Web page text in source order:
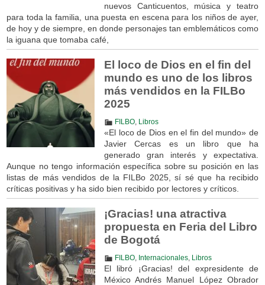
nuevos Canticuentos, música y teatro
para toda la familia, una puesta en escena para los niños de ayer,
de hoy y de siempre, en donde personajes tan emblemáticos como
la iguana que tomaba café,
El loco de Dios en el fin del
mundo es uno de los libros
más vendidos en la FILBo
2025
FILBO, Libros
«El loco de Dios en el fin del mundo» de
Javier Cercas es un libro que ha
generado gran interés y expectativa.
Aunque no tengo información específica sobre su posición en las
listas de más vendidos de la FILBo 2025, sí sé que ha recibido
críticas positivas y ha sido bien recibido por lectores y críticos.
¡Gracias! una atractiva
propuesta en Feria del Libro
de Bogotá
FILBO, Internacionales, Libros
El libró ¡Gracias! del expresidente de
México Andrés Manuel López Obrador